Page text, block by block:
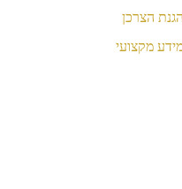
הגנת הצרכן
מקצועי